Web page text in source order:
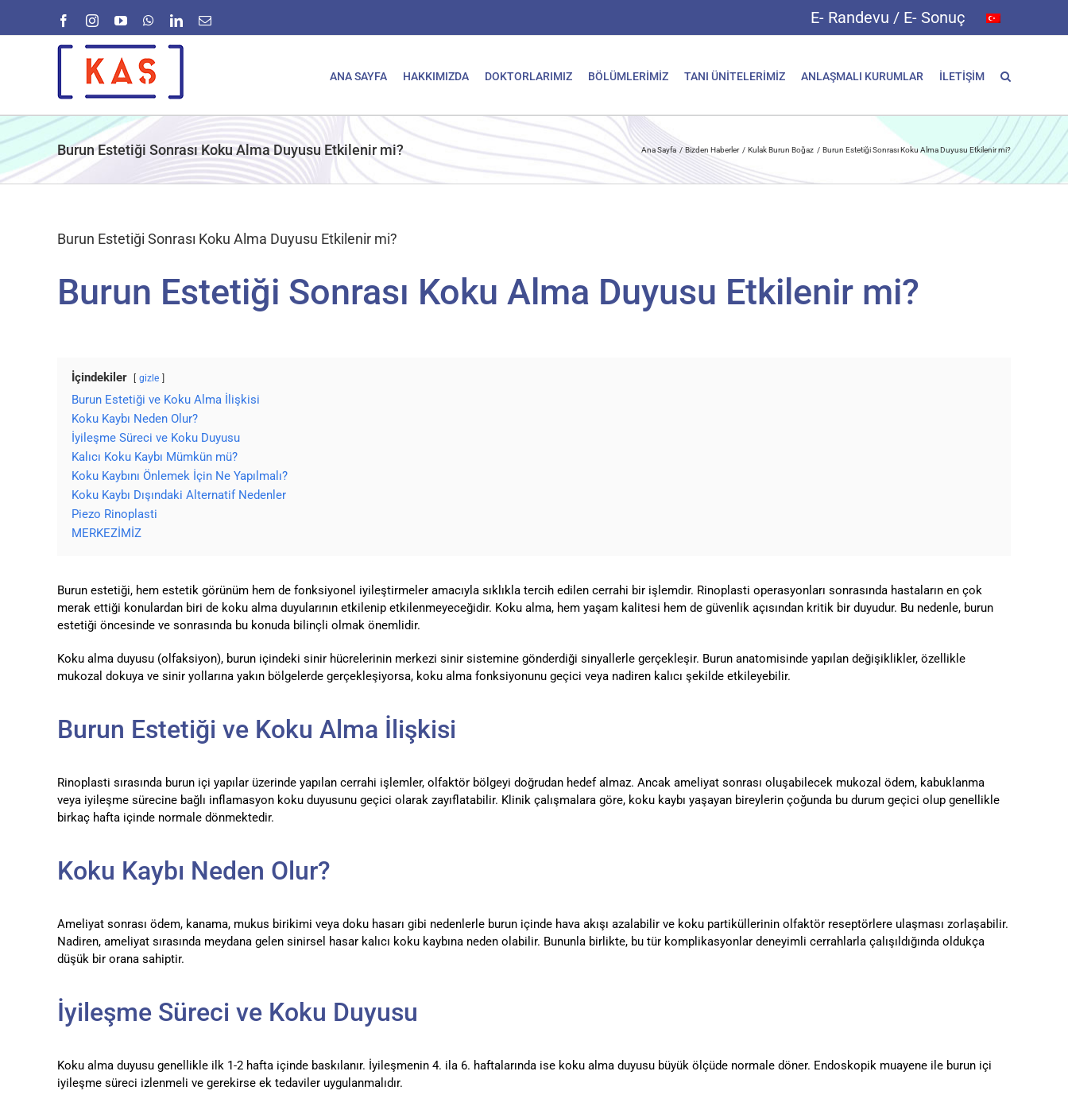
FacebookInstagramYouTubeWhatsApp
LinkedIn
E-
posta
E- Randevu / E- Sonuç
ANA SAYFA HAKKIMIZDA DOKTORLARIMIZ BÖLÜMLERİMİZ TANI ÜNİTELERİMİZ ANLAŞMALI KURUMLAR İLETİŞİM
Burun Estetiği Sonrası Koku Alma Duyusu Etkilenir mi? Ana Sayfa Bizden Haberler Kulak Burun Boğaz Burun Estetiği Sonrası Koku Alma Duyusu Etkilenir mi?
Burun Estetiği Sonrası Koku Alma Duyusu Etkilenir mi?
Burun Estetiği Sonrası Koku Alma Duyusu Etkilenir mi?
İçindekiler gizle
Burun Estetiği ve Koku Alma İlişkisi
Koku Kaybı Neden Olur?
İyileşme Süreci ve Koku Duyusu
Kalıcı Koku Kaybı Mümkün mü?
Koku Kaybını Önlemek İçin Ne Yapılmalı?
Koku Kaybı Dışındaki Alternatif Nedenler
Piezo Rinoplasti
MERKEZİMİZ
Burun estetiği, hem estetik görünüm hem de fonksiyonel iyileştirmeler amacıyla sıklıkla tercih edilen cerrahi bir işlemdir. Rinoplasti operasyonları sonrasında hastaların en çok
merak ettiği konulardan biri de koku alma duyularının etkilenip etkilenmeyeceğidir. Koku alma, hem yaşam kalitesi hem de güvenlik açısından kritik bir duyudur. Bu nedenle, burun
estetiği öncesinde ve sonrasında bu konuda bilinçli olmak önemlidir.
Koku alma duyusu (olfaksiyon), burun içindeki sinir hücrelerinin merkezi sinir sistemine gönderdiği sinyallerle gerçekleşir. Burun anatomisinde yapılan değişiklikler, özellikle
mukozal dokuya ve sinir yollarına yakın bölgelerde gerçekleşiyorsa, koku alma fonksiyonunu geçici veya nadiren kalıcı şekilde etkileyebilir.
Burun Estetiği ve Koku Alma İlişkisi
Rinoplasti sırasında burun içi yapılar üzerinde yapılan cerrahi işlemler, olfaktör bölgeyi doğrudan hedef almaz. Ancak ameliyat sonrası oluşabilecek mukozal ödem, kabuklanma
veya iyileşme sürecine bağlı inflamasyon koku duyusunu geçici olarak zayıflatabilir. Klinik çalışmalara göre, koku kaybı yaşayan bireylerin çoğunda bu durum geçici olup genellikle
birkaç hafta içinde normale dönmektedir.
Koku Kaybı Neden Olur?
Ameliyat sonrası ödem, kanama, mukus birikimi veya doku hasarı gibi nedenlerle burun içinde hava akışı azalabilir ve koku partiküllerinin olfaktör reseptörlere ulaşması zorlaşabilir.
Nadiren, ameliyat sırasında meydana gelen sinirsel hasar kalıcı koku kaybına neden olabilir. Bununla birlikte, bu tür komplikasyonlar deneyimli cerrahlarla çalışıldığında oldukça
düşük bir orana sahiptir.
İyileşme Süreci ve Koku Duyusu
Koku alma duyusu genellikle ilk 1-2 hafta içinde baskılanır. İyileşmenin 4. ila 6. haftalarında ise koku alma duyusu büyük ölçüde normale döner. Endoskopik muayene ile burun içi
iyileşme süreci izlenmeli ve gerekirse ek tedaviler uygulanmalıdır.